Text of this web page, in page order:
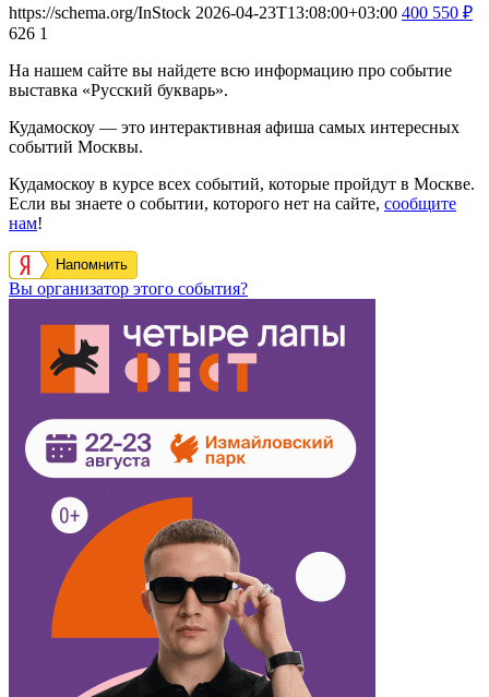
https://schema.org/InStock 2026-04-23T13:08:00+03:00 400 550 ₽
626 1
На нашем сайте вы найдете всю информацию про событие
выставка «Русский букварь».
Кудамоскоу — это интерактивная афиша самых интересных
событий Москвы.
Кудамоскоу в курсе всех событий, которые пройдут в Москве.
Если вы знаете о событии, которого нет на сайте, сообщите
нам!
Напомнить
Вы организатор этого события?